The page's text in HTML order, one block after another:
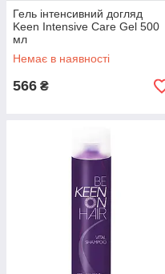
Гель інтенсивний догляд
Keen Intensive Care Gel 500
мл
Немає в наявності
566 ₴